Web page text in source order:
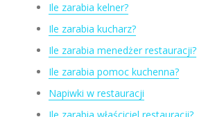
Ile zarabia kelner?
Ile zarabia kucharz?
Ile zarabia menedżer restauracji?
Ile zarabia pomoc kuchenna?
Napiwki w restauracji